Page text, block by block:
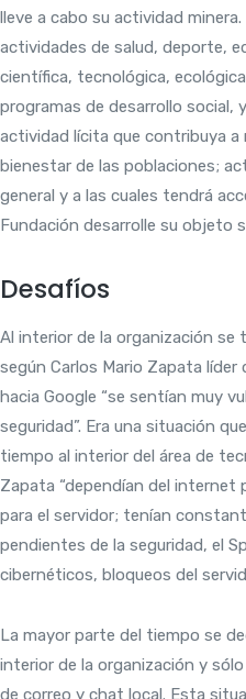
lleve a cabo su actividad
actividades de salud, deporte,
científica, tecnológica,
programas de desarrollo social,
actividad lícita que contribuya a
bienestar de las poblaciones;
general y a las cuales tendrá
Fundación desarrolle su objeto
Desafíos
Al interior de la organización se
según Carlos Mario Zapata
hacia Google “se sentían muy
seguridad”. Era una situación
tiempo al interior del área de
Zapata “dependían del internet
para el servidor; tenían
pendientes de la seguridad, el
cibernéticos, bloqueos del
La mayor parte del tiempo se
interior de la organización y
de correo y chat local. Esta